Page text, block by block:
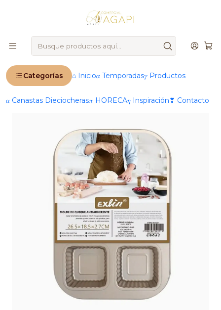
Categorías ⌂ Inicio𝛼 Temporadas𝛾 Productos
𝛼 Canastas Dieciocheras𝜋 HORECA𝜂 Inspiración❣ Contacto
IMPORTANTE: Ahora operamos 100 % online 🚨
Inicio
Molde Queque Antiadherente Cuadrado 6 Espacios
26,5x18,5x2,7 cm